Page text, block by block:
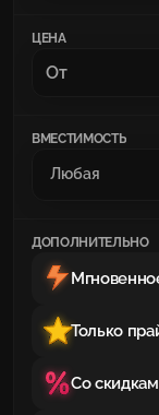
ЦЕНА
ВМЕСТИМОСТЬ
ДОПОЛНИТЕЛЬНО
Только
Со